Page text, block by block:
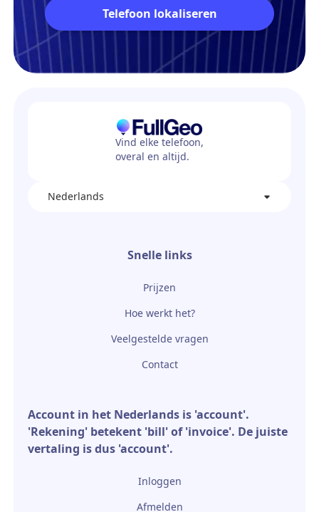
Telefoon lokaliseren
Vind elke telefoon,
overal en altijd.
Nederlands
Snelle links
Prijzen
Hoe werkt het?
Veelgestelde vragen
Contact
Account in het Nederlands is 'account'.
'Rekening' betekent 'bill' of 'invoice'. De juiste
vertaling is dus 'account'.
Inloggen
Afmelden